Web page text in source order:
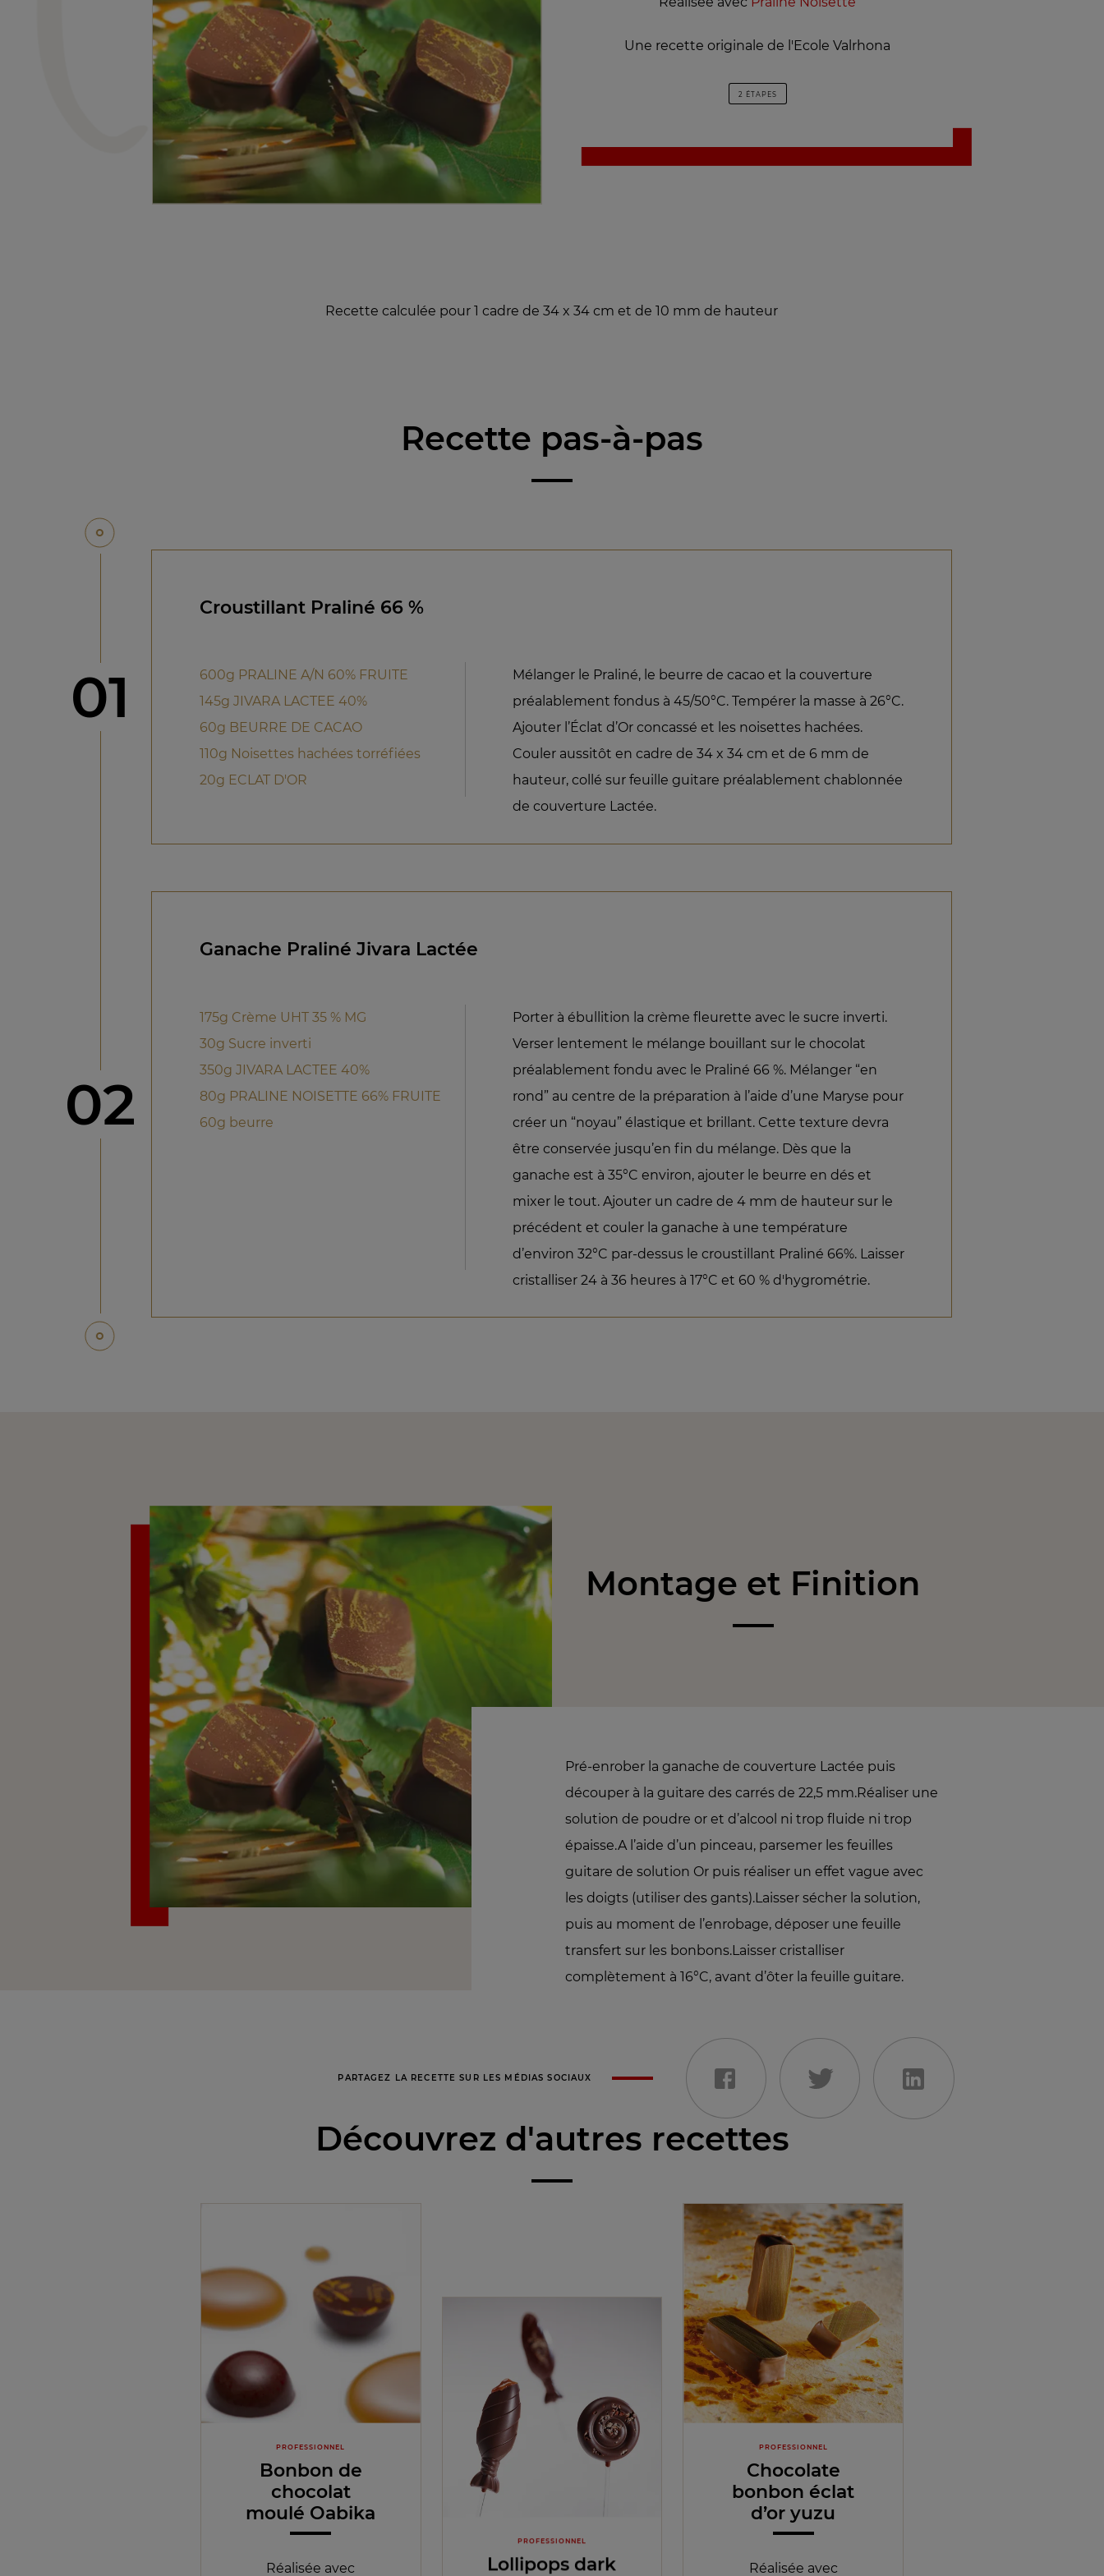
Une recette originale de l'Ecole Valrhona
2 ÉTAPES
Recette calculée pour 1 cadre de 34 x 34 cm et de 10 mm de hauteur
Recette pas-à-pas
étape
01
Croustillant Praliné 66 %
600g PRALINE A/N 60% FRUITE
145g JIVARA LACTEE 40%
60g BEURRE DE CACAO
110g Noisettes hachées torréfiées
20g ECLAT D'OR
Mélanger le Praliné, le beurre de cacao et la couverture
préalablement fondus à 45/50°C. Tempérer la masse à 26°C.
Ajouter l’Éclat d’Or concassé et les noisettes hachées.
Couler aussitôt en cadre de 34 x 34 cm et de 6 mm de
hauteur, collé sur feuille guitare préalablement chablonnée
de couverture Lactée.
étape
02
Ganache Praliné Jivara Lactée
175g Crème UHT 35 % MG
30g Sucre inverti
350g JIVARA LACTEE 40%
80g PRALINE NOISETTE 66% FRUITE
60g beurre
Porter à ébullition la crème fleurette avec le sucre inverti.
Verser lentement le mélange bouillant sur le chocolat
préalablement fondu avec le Praliné 66 %. Mélanger “en
rond” au centre de la préparation à l’aide d’une Maryse pour
créer un “noyau” élastique et brillant. Cette texture devra
être conservée jusqu’en fin du mélange. Dès que la
ganache est à 35°C environ, ajouter le beurre en dés et
mixer le tout. Ajouter un cadre de 4 mm de hauteur sur le
précédent et couler la ganache à une température
d’environ 32°C par-dessus le croustillant Praliné 66%. Laisser
cristalliser 24 à 36 heures à 17°C et 60 % d'hygrométrie.
Montage et Finition
Pré-enrober la ganache de couverture Lactée puis
découper à la guitare des carrés de 22,5 mm.Réaliser une
solution de poudre or et d’alcool ni trop fluide ni trop
épaisse.A l’aide d’un pinceau, parsemer les feuilles
guitare de solution Or puis réaliser un effet vague avec
les doigts (utiliser des gants).Laisser sécher la solution,
puis au moment de l’enrobage, déposer une feuille
transfert sur les bonbons.Laisser cristalliser
complètement à 16°C, avant d’ôter la feuille guitare.
PARTAGEZ LA RECETTE SUR LES MÉDIAS SOCIAUX
Découvrez d'autres recettes
PROFESSIONNEL
Bonbon de
chocolat
moulé Oabika
Réalisée avec
PROFESSIONNEL
Lollipops dark
PROFESSIONNEL
Chocolate
bonbon éclat
d’or yuzu
Réalisée avec